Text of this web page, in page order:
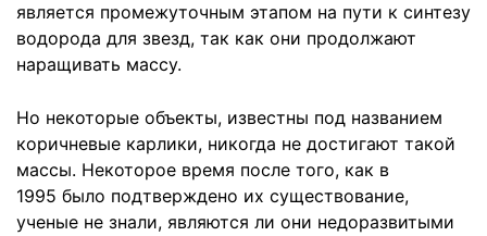
является промежуточным этапом на пути к синтезу
водорода для звезд, так как они продолжают
наращивать массу.
Но некоторые объекты, известны под названием
коричневые карлики, никогда не достигают такой
массы. Некоторое время после того, как в
1995 было подтверждено их существование,
ученые не знали, являются ли они недоразвитыми